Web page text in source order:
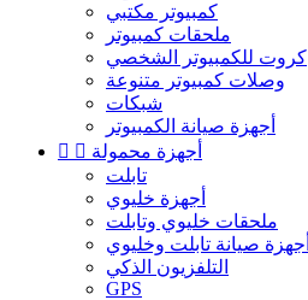
كمبيوتر مكتبي
ملحقات كمبيوتر
كروت للكمبيوتر الشخصي
وصلات كمبيوتر متنوعة
شبكات
أجهزة صيانة الكمبيوتر
  أجهزة محمولة
تابلت
أجهزة خليوي
ملحقات خليوي وتابلت
أجهزة صيانة تابلت وخليوي
التلفزيون الذكي
GPS